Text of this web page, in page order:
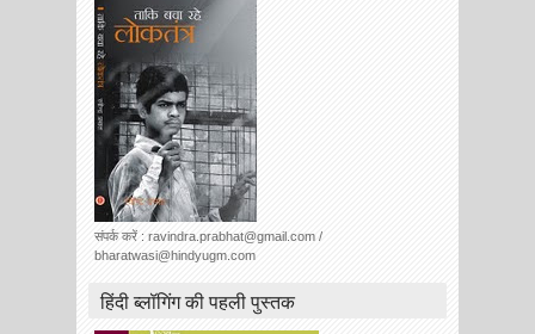
संपर्क करें : ravindra.prabhat@gmail.com /
bharatwasi@hindyugm.com
हिंदी ब्लॉगिंग की पहली पुस्तक